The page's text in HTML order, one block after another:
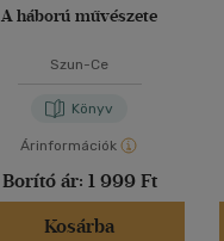
A háború művészete
Szun-Ce
Könyv
Árinformációk
Borító ár: 1 999 Ft
Kosárba